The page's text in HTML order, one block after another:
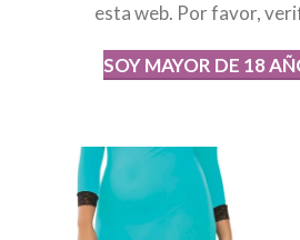
esta web. Por favor,
SOY MAYOR DE 18